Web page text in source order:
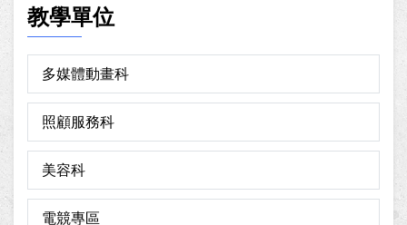
教學單位
多媒體動畫科
照顧服務科
美容科
電競專區